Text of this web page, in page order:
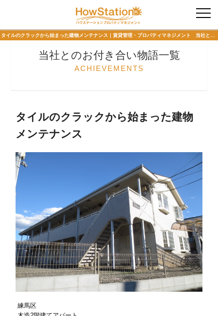
入居者様専用
当社とのお付き合い物語一覧
ACHIEVEMENTS
練馬区
タイルのクラックから始まった建物
メンテナンス